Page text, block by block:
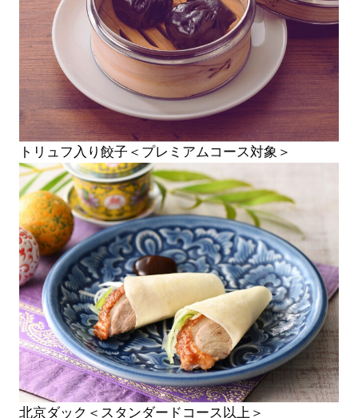
トリュフ入り餃子＜プレミアムコース対象＞
北京ダック＜スタンダードコース以上＞